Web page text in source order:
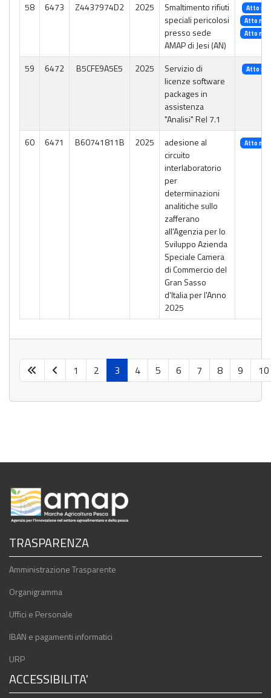
58 6473 Z4437974D2 2025
Smaltimento rifiuti
speciali pericolosi
presso sede
AMAP di Jesi (AN)
Atto n.
Atto n.
Atto n.
59 6472 B5CFE9A5E5 2025
Servizio di
licenze software
packages in
assistenza
"Analisi" Rel 7.1
Atto n.
60 6471 B60741811B 2025
adesione al
circuito
interlaboratorio
per
determinazioni
analitiche sullo
zafferano
all'Agenzia per lo
Sviluppo Azienda
Speciale Camera
di Commercio del
Gran Sasso
d'Italia per l'Anno
2025
Atto n.
1 2 3 4 5 6 7 8 9 10
TRASPARENZA
Amministrazione Trasparente
Organigramma
Uffici e Personale
IBAN e pagamenti informatici
URP
ACCESSIBILITA'